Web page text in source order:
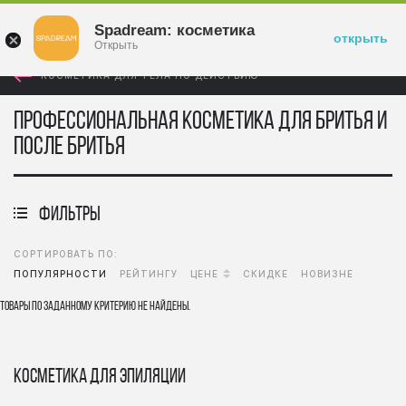
КОСМЕТИКА ДЛЯ ТЕЛА ПО ДЕЙСТВИЮ
Профессиональная косметика для бритья и
после бритья
фильтры
СОРТИРОВАТЬ ПО:
ПОПУЛЯРНОСТИ
РЕЙТИНГУ ЦЕНЕ СКИДКЕ НОВИЗНЕ
Товары по заданному критерию не найдены.
Косметика для эпиляции
Spadream: косметика
Открыть открыть